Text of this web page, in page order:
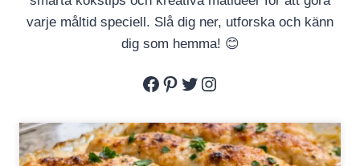
varje måltid speciell. Slå dig ner, utforska och känn
dig som hemma! 😊
Facebook
Pinterest
Twitter
Instagram